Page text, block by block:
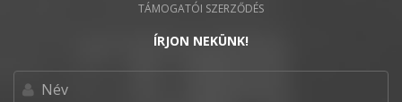
TÁMOGATÓI SZERZŐDÉS
ÍRJON NEKÜNK!